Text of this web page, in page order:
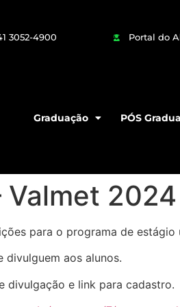
3052-4900 Portal do
Graduação PÓS
Valmet 2024
para o programa de
divulguem aos alunos.
divulgação e link para cadastro.